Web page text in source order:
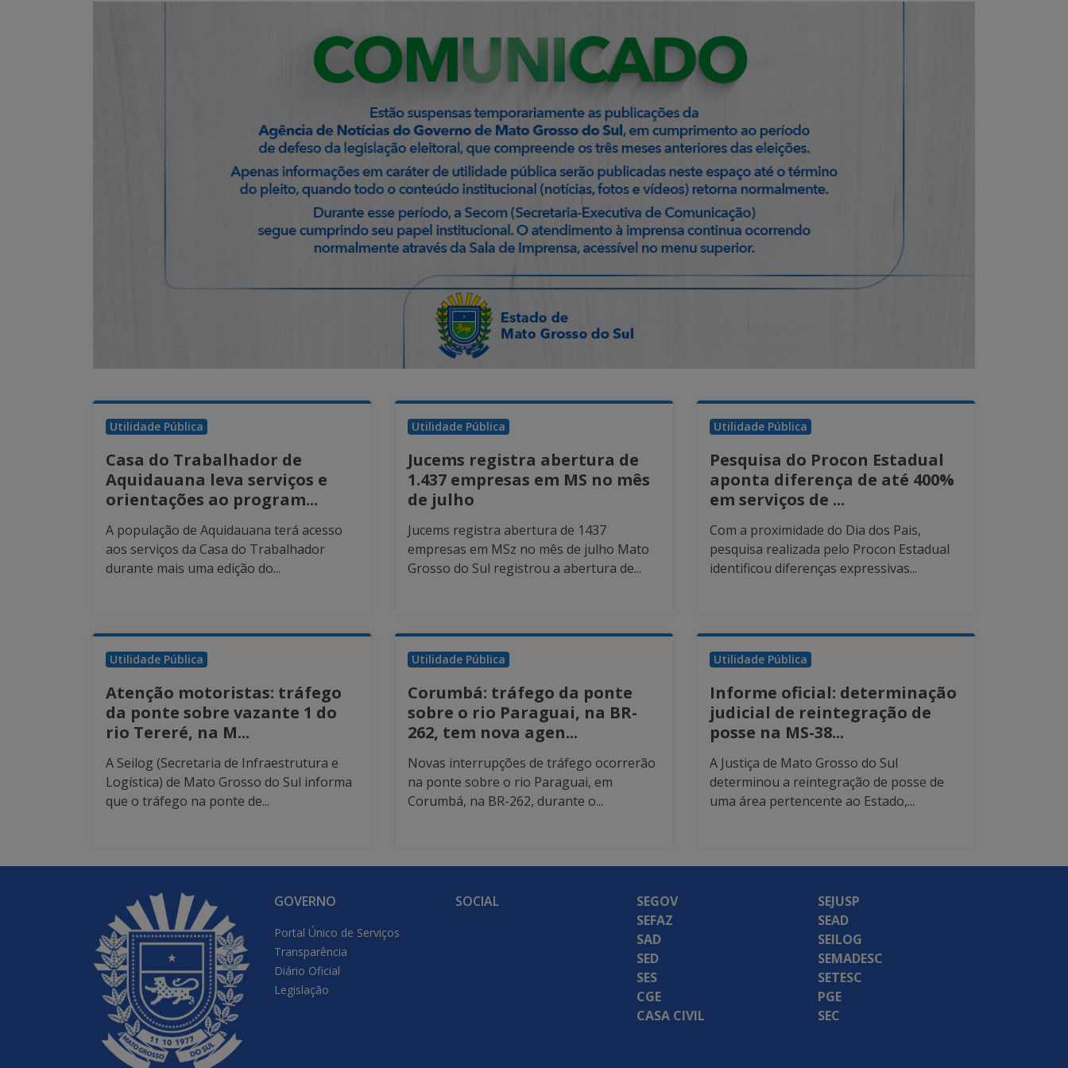
Utilidade Pública
Casa do Trabalhador de
Aquidauana leva serviços e
orientações ao program...
A população de Aquidauana terá acesso
aos serviços da Casa do Trabalhador
durante mais uma edição do...
Utilidade Pública
Jucems registra abertura de
1.437 empresas em MS no mês
de julho
Jucems registra abertura de 1437
empresas em MSz no mês de julho Mato
Grosso do Sul registrou a abertura de...
Utilidade Pública
Pesquisa do Procon Estadual
aponta diferença de até 400%
em serviços de ...
Com a proximidade do Dia dos Pais,
pesquisa realizada pelo Procon Estadual
identificou diferenças expressivas...
Utilidade Pública
Atenção motoristas: tráfego
da ponte sobre vazante 1 do
rio Tereré, na M...
A Seilog (Secretaria de Infraestrutura e
Logística) de Mato Grosso do Sul informa
que o tráfego na ponte de...
Utilidade Pública
Corumbá: tráfego da ponte
sobre o rio Paraguai, na BR-
262, tem nova agen...
Novas interrupções de tráfego ocorrerão
na ponte sobre o rio Paraguai, em
Corumbá, na BR-262, durante o...
Utilidade Pública
Informe oficial: determinação
judicial de reintegração de
posse na MS-38...
A Justiça de Mato Grosso do Sul
determinou a reintegração de posse de
uma área pertencente ao Estado,...
GOVERNO
Portal Único de Serviços
Transparência
Diário Oficial
Legislação
SOCIAL
SEGOV
SEFAZ
SAD
SED
SES
CGE
CASA CIVIL
SEJUSP
SEAD
SEILOG
SEMADESC
SETESC
PGE
SEC